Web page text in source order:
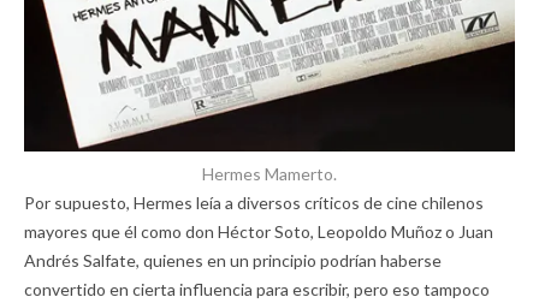
Hermes Mamerto.
Por supuesto, Hermes leía a diversos críticos de cine chilenos
mayores que él como don Héctor Soto, Leopoldo Muñoz o Juan
Andrés Salfate, quienes en un principio podrían haberse
convertido en cierta influencia para escribir, pero eso tampoco